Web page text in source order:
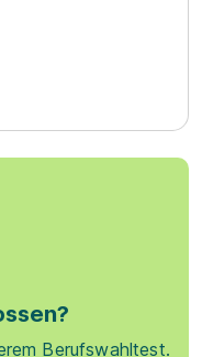
Berufswahltest.